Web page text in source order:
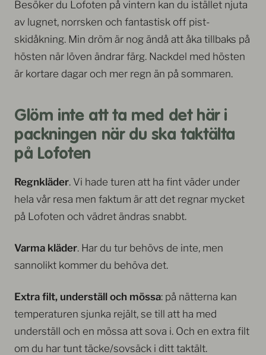
Besöker du Lofoten på vintern kan du istället njuta
av lugnet, norrsken och fantastisk off pist-
skidåkning. Min dröm är nog ändå att åka tillbaks på
hösten när löven ändrar färg. Nackdel med hösten
är kortare dagar och mer regn än på sommaren.
Glöm inte att ta med det här i
packningen när du ska taktälta
på Lofoten
Regnkläder. Vi hade turen att ha fint väder under
hela vår resa men faktum är att det regnar mycket
på Lofoten och vädret ändras snabbt.
Varma kläder. Har du tur behövs de inte, men
sannolikt kommer du behöva det.
Extra filt, underställ och mössa: på nätterna kan
temperaturen sjunka rejält, se till att ha med
underställ och en mössa att sova i. Och en extra filt
om du har tunt täcke/sovsäck i ditt taktält.